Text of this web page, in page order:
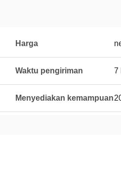
Harga
Waktu pengiriman 7
Menyediakan kemampuan